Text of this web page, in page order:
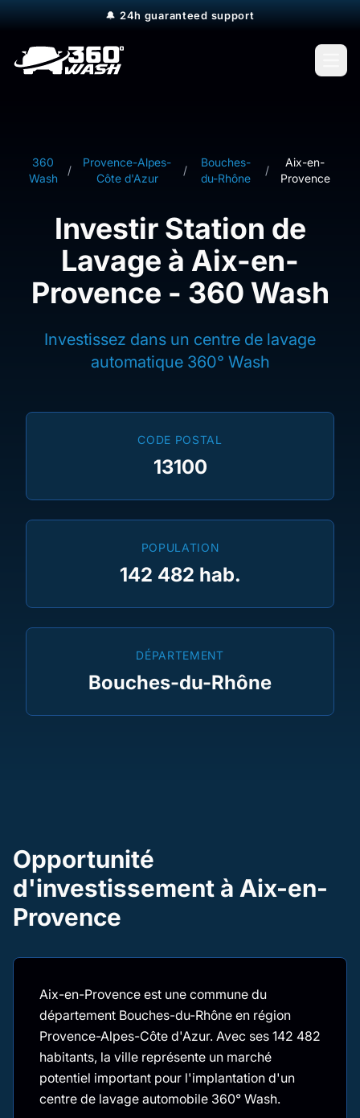
🔔 24h guaranteed support
360
Wash
/
Provence-Alpes-
Côte d'Azur
/
Bouches-
du-Rhône
/
Aix-en-
Provence
Investir Station de
Lavage à Aix-en-
Provence - 360 Wash
Investissez dans un centre de lavage
automatique 360° Wash
CODE POSTAL
13100
POPULATION
142 482 hab.
DÉPARTEMENT
Bouches-du-Rhône
Opportunité
d'investissement à Aix-en-
Provence
Aix-en-Provence est une commune du
département Bouches-du-Rhône en région
Provence-Alpes-Côte d'Azur. Avec ses 142 482
habitants, la ville représente un marché
potentiel important pour l'implantation d'un
centre de lavage automobile 360° Wash.